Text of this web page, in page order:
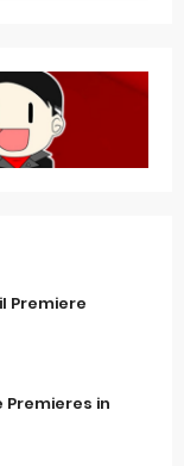
Premiere
Premieres in